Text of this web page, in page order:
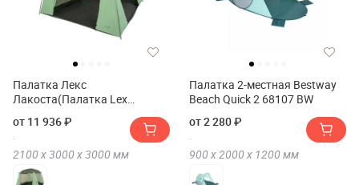
Палатка Лекс
Лакоста(Палатка Lex
от 11 936 ₽
2100 х3000 х3000 мм
Палатка 2-местная Bestway
Beach Quick 2 68107 BW
от 2 280 ₽
900 х2000 х 1200 мм